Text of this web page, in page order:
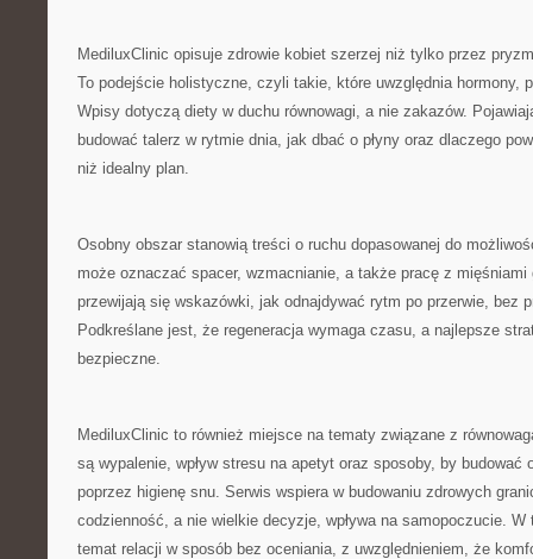
MediluxClinic opisuje zdrowie kobiet szerzej niż tylko przez
To podejście holistyczne, czyli takie, które uwzględnia hormony,
Wpisy dotyczą diety w duchu równowagi, a nie zakazów.
budować talerz w rytmie dnia, jak dbać o płyny oraz dlaczego
niż idealny plan.
Osobny obszar stanowią treści o ruchu dopasowanej do
może oznaczać spacer, wzmacnianie, a także pracę z mięśniami
przewijają się wskazówki, jak odnajdywać rytm po przerwie, bez
Podkreślane jest, że regeneracja wymaga czasu, a najlepsze
bezpieczne.
MediluxClinic to również miejsce na tematy związane z
są wypalenie, wpływ stresu na apetyt oraz sposoby, by budować
poprzez higienę snu. Serwis wspiera w budowaniu zdrowych
codzienność, a nie wielkie decyzje, wpływa na samopoczucie.
temat relacji w sposób bez oceniania, z uwzględnieniem, że